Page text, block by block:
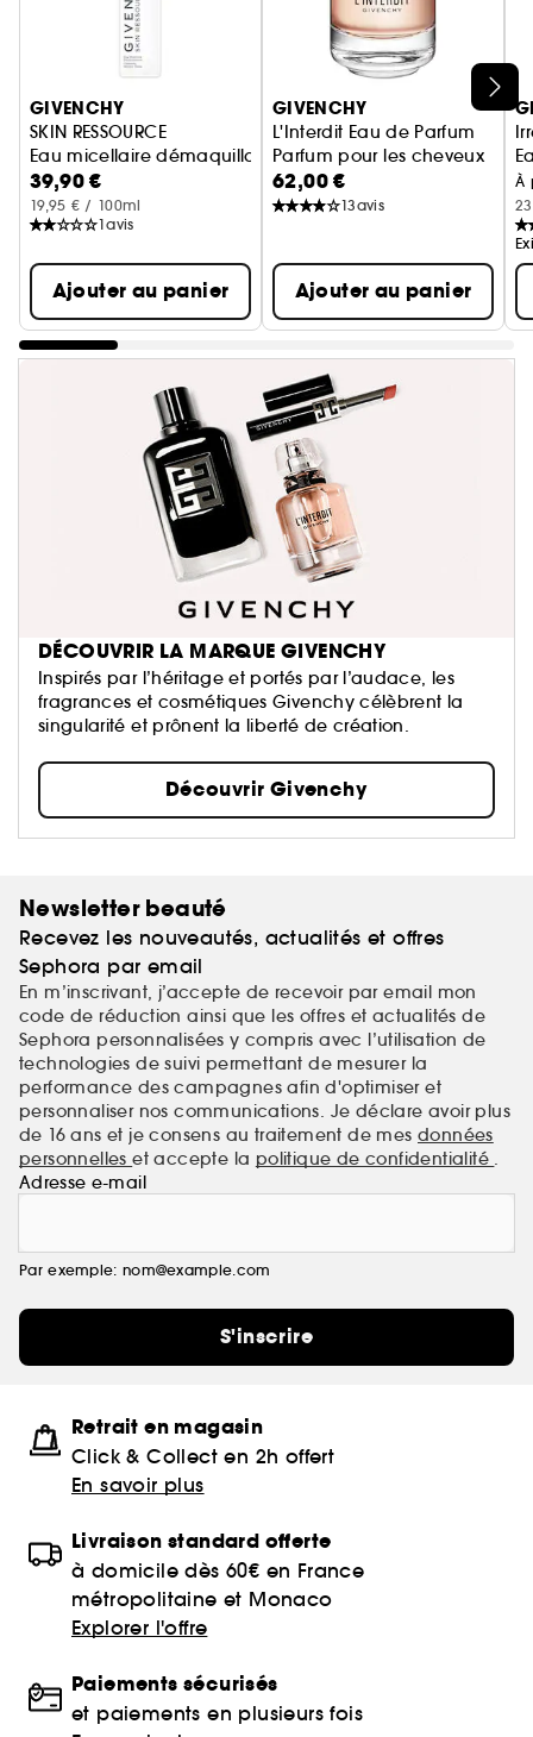
GIVENCHY
SKIN RESSOURCE
Eau micellaire démaquillante
39,90 €
19,95 € / 100ml
1avis
Ajouter au panier
GIVENCHY
L'Interdit Eau de Parfum
Parfum pour les cheveux
62,00 €
13avis
Ajouter au panier
À
DÉCOUVRIR LA MARQUE GIVENCHY
Inspirés par l’héritage et portés par l’audace, les
fragrances et cosmétiques Givenchy célèbrent la
singularité et prônent la liberté de création.
Découvrir Givenchy
Newsletter beauté
Recevez les nouveautés, actualités et offres
Sephora par email
En m’inscrivant, j’accepte de recevoir par email mon
code de réduction ainsi que les offres et actualités de
Sephora personnalisées y compris avec l’utilisation de
technologies de suivi permettant de mesurer la
performance des campagnes afin d'optimiser et
personnaliser nos communications. Je déclare avoir plus
de 16 ans et je consens au traitement de mes données
personnelleset accepte la politique de confidentialité .
Adresse e-mail
Par exemple: nom@example.com
S'inscrire
Retrait en magasin
Click & Collect en 2h offert
En savoir plus
Livraison standard offerte
à domicile dès 60€ en France
métropolitaine et Monaco
Explorer l'offre
Paiements sécurisés
et paiements en plusieurs fois